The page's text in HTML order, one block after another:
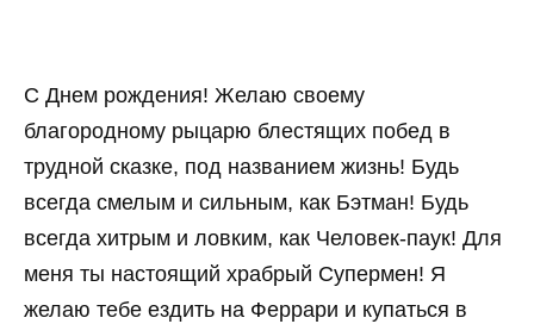
С Днем рождения! Желаю своему
благородному рыцарю блестящих побед в
трудной сказке, под названием жизнь! Будь
всегда смелым и сильным, как Бэтман! Будь
всегда хитрым и ловким, как Человек-паук! Для
меня ты настоящий храбрый Супермен! Я
желаю тебе ездить на Феррари и купаться в